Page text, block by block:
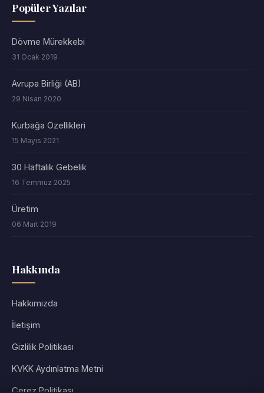
Popüler Yazılar
Dövme Mürekkebi
31 Ocak 2019
Avrupa Birliği (AB)
29 Nisan 2020
Kurbağa Özellikleri
15 Mayıs 2021
30 Haftalık Gebelik
16 Temmuz 2025
Üretim
06 Mart 2019
Hakkında
Hakkımızda
İletişim
Gizlilik Politikası
KVKK Aydınlatma Metni
Çerez Politikası